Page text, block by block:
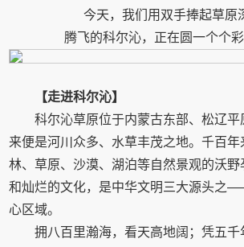
今天，我们用双手捧起草原
腾飞的科尔沁，正在圆一个个
【走进科尔沁】
科尔沁草原位于内蒙古东部、松辽平
来便是河川众多、水草丰茂之地。千百
林、草原、沙漠、湖泊等自然景观的沃野
和灿烂的文化，是中华文明三大源头之
心区域。
拥八百里瀚海，看天高地阔；凭五千